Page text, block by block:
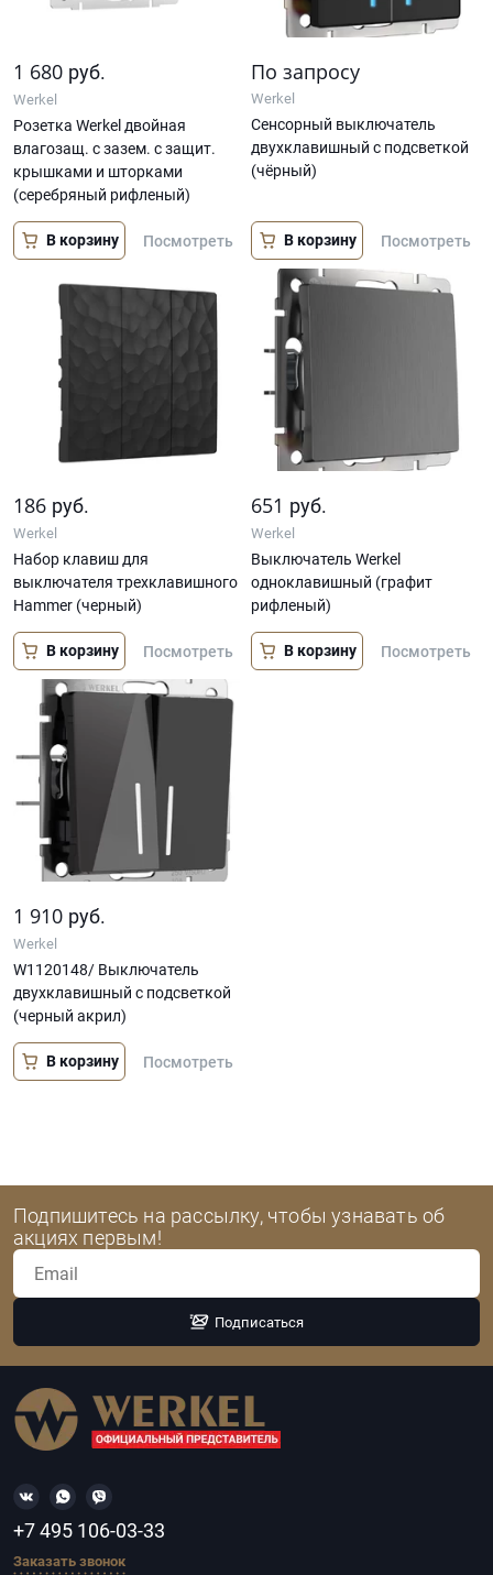
1 680 руб.
Werkel
Розетка Werkel двойная
влагозащ. с зазем. с защит.
крышками и шторками
(серебряный рифленый)
В корзину Посмотреть
По запросу
Werkel
Сенсорный выключатель
двухклавишный с подсветкой
(чёрный)
В корзину Посмотреть
186 руб.
Werkel
Набор клавиш для
выключателя трехклавишного
Hammer (черный)
В корзину Посмотреть
651 руб.
Werkel
Выключатель Werkel
одноклавишный (графит
рифленый)
В корзину Посмотреть
1 910 руб.
Werkel
W1120148/ Выключатель
двухклавишный с подсветкой
(черный акрил)
В корзину Посмотреть
Подпишитесь на рассылку, чтобы узнавать об
акциях первым!
Подписаться
+7 495 106-03-33
Заказать звонок